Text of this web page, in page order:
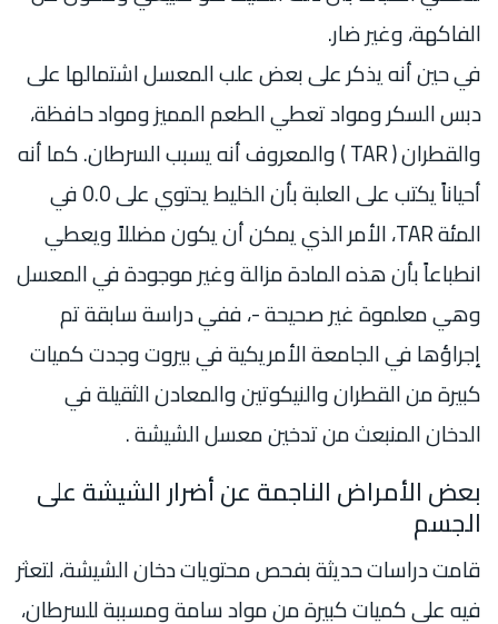
الفاكهة، وغير ضار.
في حين أنه يذكر على بعض علب المعسل اشتمالها على
دبس السكر ومواد تعطي الطعم المميز ومواد حافظة،
والقطران ( TAR ) والمعروف أنه يسبب السرطان. كما أنه
أحياناً يكتب على العلبة بأن الخليط يحتوي على 0.0 في
المئة TAR، الأمر الذي يمكن أن يكون مضللاً ويعطي
انطباعاً بأن هذه المادة مزالة وغير موجودة في المعسل
وهي معلموة غير صحيحة -، ففي دراسة سابقة تم
إجراؤها في الجامعة الأمريكية في بيروت وجدت كميات
كبيرة من القطران والنيكوتين والمعادن الثقيلة في
الدخان المنبعث من تدخين معسل الشيشة .
بعض الأمراض الناجمة عن أضرار الشيشة على
الجسم
قامت دراسات حديثة بفحص محتويات دخان الشيشة، لتعثر
فيه على كميات كبيرة من مواد سامة ومسببة للسرطان،